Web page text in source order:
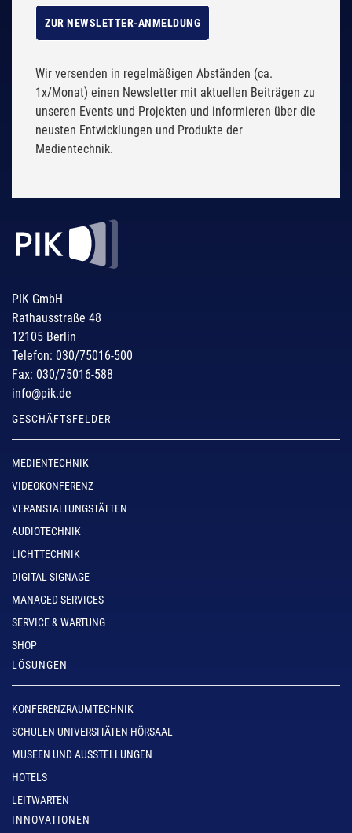
ZUR NEWSLETTER-ANMELDUNG
Wir versenden in regelmäßigen Abständen (ca.
1x/Monat) einen Newsletter mit aktuellen Beiträgen zu
unseren Events und Projekten und informieren über die
neusten Entwicklungen und Produkte der
Medientechnik.
PIK GmbH
Rathausstraße 48
12105 Berlin
Telefon: 030/75016-500
Fax: 030/75016-588
info@pik.de
GESCHÄFTSFELDER
MEDIENTECHNIK
VIDEOKONFERENZ
VERANSTALTUNGSTÄTTEN
AUDIOTECHNIK
LICHTTECHNIK
DIGITAL SIGNAGE
MANAGED SERVICES
SERVICE & WARTUNG
SHOP
LÖSUNGEN
KONFERENZRAUMTECHNIK
SCHULEN UNIVERSITÄTEN HÖRSAAL
MUSEEN UND AUSSTELLUNGEN
HOTELS
LEITWARTEN
INNOVATIONEN